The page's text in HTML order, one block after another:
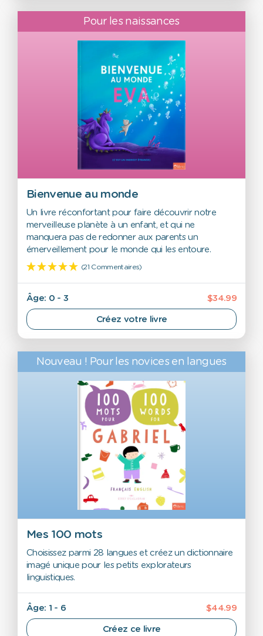
Pour les naissances
Bienvenue au monde
Un livre réconfortant pour faire découvrir notre
merveilleuse planète à un enfant, et qui ne
manquera pas de redonner aux parents un
émerveillement pour le monde qui les entoure.
(21 Commentaires)
$34.99
Âge: 0 - 3
Créez votre livre
Nouveau ! Pour les novices en langues
Mes 100 mots
Choisissez parmi 28 langues et créez un dictionnaire
imagé unique pour les petits explorateurs
linguistiques.
$44.99
Âge: 1 - 6
Créez ce livre